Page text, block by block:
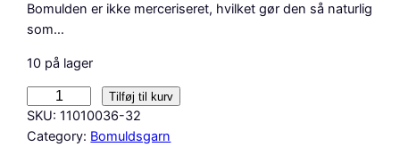
Bomulden er ikke merceriseret, hvilket gør den så naturlig
som…
10 på lager
C
G
Tilføj til kurv
SKU: 11010036-32
Category: Bomuldsgarn